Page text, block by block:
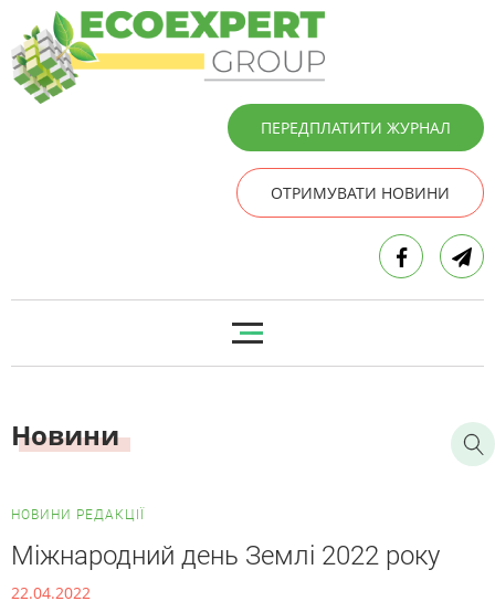
ПЕРЕДПЛАТИТИ ЖУРНАЛ
ОТРИМУВАТИ НОВИНИ
Новини
НОВИНИ РЕДАКЦІЇ
Міжнародний день Землі 2022 року
22.04.2022